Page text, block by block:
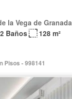
la Vega de Granada
2 Baños
128 m²
Pisos - 998141